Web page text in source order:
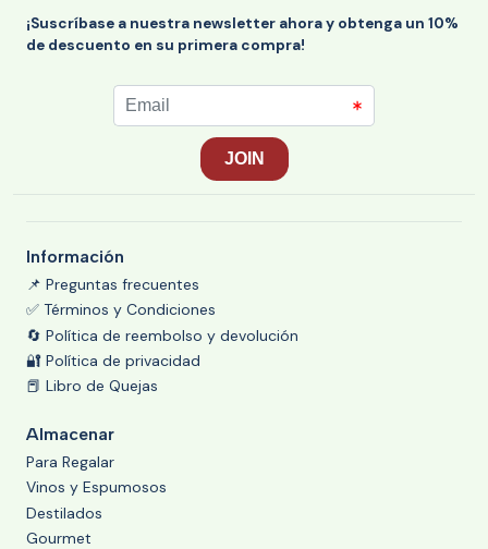
¡Suscríbase a nuestra newsletter ahora y obtenga un 10%
de descuento en su primera compra!
Información
📌 Preguntas frecuentes
✅ Términos y Condiciones
🔄 Política de reembolso y devolución
🔐 Política de privacidad
📕 Libro de Quejas
Almacenar
Para Regalar
Vinos y Espumosos
Destilados
Gourmet